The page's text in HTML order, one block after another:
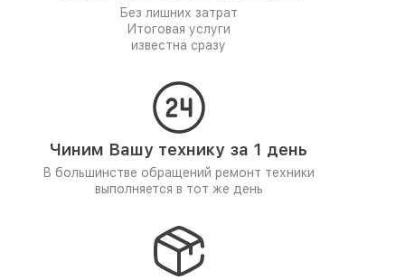
Без лишних затрат
Итоговая услуги
известна сразу
Чиним Вашу технику за 1 день
В большинстве обращений ремонт техники
выполняется в тот же день